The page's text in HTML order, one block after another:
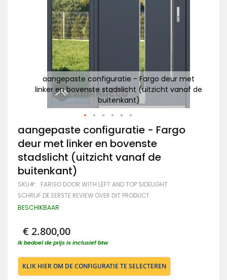
aangepaste configuratie - Fargo deur met
linker en bovenste stadslicht (uitzicht vanaf de
buitenkant)
Ga
naar
het
begin
van
de
gallerij
aangepaste configuratie - Fargo
deur met linker en bovenste
stadslicht (uitzicht vanaf de
buitenkant)
SKU FARGO DOOR WITH LEFT AND TOP SIDELIGHT
SCHRIJF DE EERSTE REVIEW OVER DIT PRODUCT
BESCHIKBAAR
€ 2.800,00
ik bedoel de prijs is inclusief btw
KLIK HIER OM DE CONFIGURATIE TE SELECTEREN